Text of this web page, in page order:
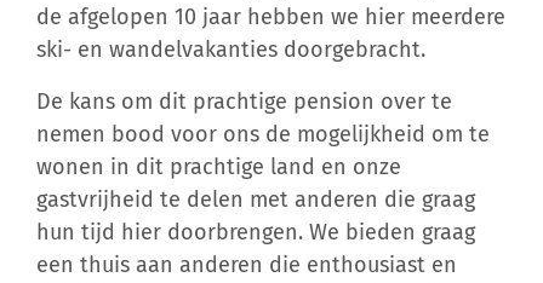
de afgelopen 10 jaar hebben we hier meerdere
ski- en wandelvakanties doorgebracht.
De kans om dit prachtige pension over te
nemen bood voor ons de mogelijkheid om te
wonen in dit prachtige land en onze
gastvrijheid te delen met anderen die graag
hun tijd hier doorbrengen. We bieden graag
een thuis aan anderen die enthousiast en